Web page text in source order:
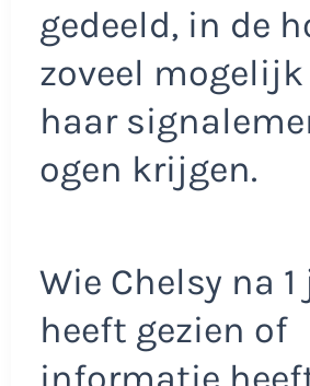
gedeeld, in de
zoveel
haar
ogen krijgen.
Wie Chelsy na
heeft gezien of